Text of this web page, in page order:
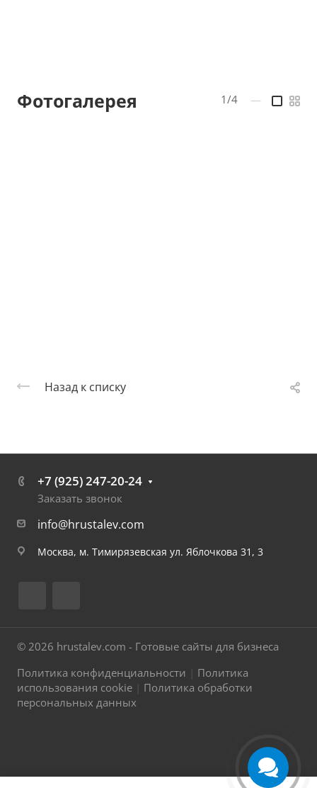
Фотогалерея 1/4 —
Назад к списку
+7 (925) 247-20-24
Заказать звонок
info@hrustalev.com
Москва, м. Тимирязевская ул. Яблочкова 31, 3
© 2026 hrustalev.com - Готовые сайты для бизнеса
Политика конфиденциальности
Политика
использования cookie
Политика обработки
персональных данных